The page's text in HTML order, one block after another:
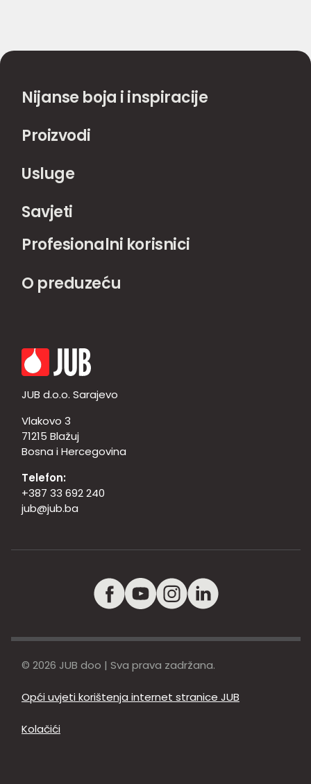
Nijanse boja i inspiracije
Proizvodi
Usluge
Savjeti
Profesionalni korisnici
O preduzeću
JUB d.o.o. Sarajevo
Vlakovo 3
71215 Blažuj
Bosna i Hercegovina
Telefon:
+387 33 692 240
jub@jub.ba
© 2026 JUB doo | Sva prava zadržana.
Opći uvjeti korištenja internet stranice JUB
Kolačići